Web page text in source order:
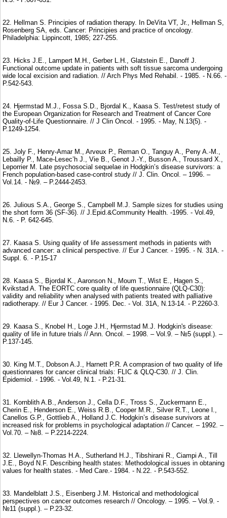
22. Hellman S. Principies of radiation therapy. In DeVita VT, Jr., Hellman S,
Rosenberg SA, eds. Cancer: Principies and practice of oncology.
Philadelphia: Lippincott, 1985; 227-255.
23. Hicks J.E., Lampert M.H., Gerber L.H., Glatstein E., Danoff J.
Functional outcome update in patients with soft tissue sarcoma undergoing
wide local excision and radiation. // Arch Phys Med Rehabil. - 1985. - N.66. -
P.542-543.
24. Hjermstad M.J., Fossa S.D., Bjordal K., Kaasa S. Test/retest study of
the European Organization for Research and Treatment of Cancer Core
Quality-of-Life Questionnaire. // J Clin Oncol. - 1995. - May, N.13(5). -
P.1249-1254.
25. Joly F., Henry-Amar M., Arveux P., Reman O., Tanguy A., Peny A.-M.,
Lebailly P., Mace-Lesec’h J., Vie B., Genot J.-Y., Busson A., Troussard X.,
Leporrier M. Late psychosocial sequelae in Hodgkin’s disease survivors: a
French population-based case-control study // J. Clin. Oncol. – 1996. –
Vol.14. - №9. – P.2444-2453.
26. Julious S.A., George S., Campbell M.J. Sample sizes for studies using
the short form 36 (SF-36). // J.Epid.&Community Health. -1995. - Vol.49,
N.6. - P. 642-645.
27. Kaasa S. Using quality of life assessment methods in patients with
advanced cancer: a clinical perspective. // Eur J Cancer. - 1995. - N. 31A. -
Suppl. 6. - P.15-17
28. Kaasa S., Bjordal K., Aaronson N., Moum T., Wist E., Hagen S.,
Kvikstad A. The EORTC core quality of life questionnaire (QLQ-C30):
validity and reliability when analysed with patients treated with palliative
radiotherapy. // Eur J Cancer. - 1995. Dec. - Vol. 31A, N.13-14. - P.2260-3.
29. Kaasa S., Knobel H., Loge J.H., Hjermstad M.J. Hodgkin's disease:
quality of life in future trials // Ann. Oncol. – 1998. – Vol.9. – №5 (suppl.). –
P.137-145.
30. King M.T., Dobson A.J., Harnett P.R. A comprasion of two quality of life
questionnares for cancer clinical trials: FLIC & QLQ-C30. // J. Clin.
Epidemiol. - 1996. - Vol.49, N.1. - P.21-31.
31. Kornblith A.B., Anderson J., Cella D.F., Tross S., Zuckermann E.,
Cherin E., Henderson E., Weiss R.B., Cooper M.R., Silver R.T., Leone l.,
Canellos G.P., Gottlieb A., Holland J.C. Hodgkin’s disease survivors at
increased risk for problems in psychological adaptation // Cancer. – 1992. –
Vol.70. – №8. – P.2214-2224.
32. Llewellyn-Thomas H.A., Sutherland H.J., Tibshirani R., Ciampi A., Till
J.E., Boyd N.F. Describing health states: Methodological issues in obtaning
values for health states. - Med Care.- 1984. - N.22. - P.543-552.
33. Mandelblatt J.S., Eisenberg J.M. Historical and methodological
perspectives on cancer outcomes research // Oncology. – 1995. – Vol.9. -
№11 (suppl.). – P.23-32.